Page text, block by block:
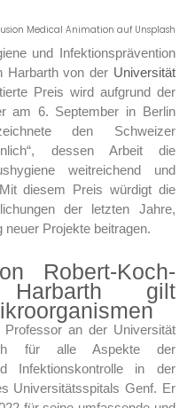
Medical Animation auf Unsplash
und Infektionsprävention
Harbarth von der Universität
Preis wird aufgrund der
am 6. September in Berlin
den Schweizer
dessen Arbeit die
weitreichend und
diesem Preis würdigt die
der letzten Jahre,
Projekte beitragen.
Robert-Koch-
Harbarth gilt
an der Universität
für alle Aspekte der
Infektionskontrolle in der
Universitätsspitals Genf. Er